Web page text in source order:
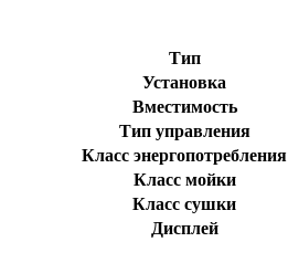
Тип
Установка
Вместимость
Тип управления
Класс энергопотребления
Класс мойки
Класс сушки
Дисплей